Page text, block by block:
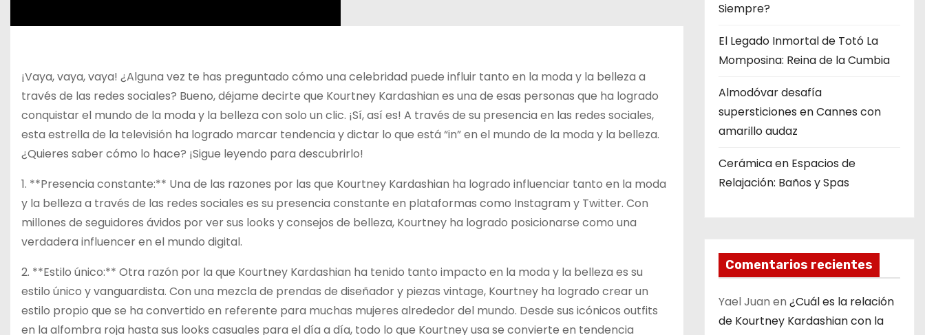
¡Vaya, vaya, vaya! ¿Alguna vez te has preguntado cómo una celebridad puede influir tanto en la moda y la belleza a
través de las redes sociales? Bueno, déjame decirte que Kourtney Kardashian es una de esas personas que ha logrado
conquistar el mundo de la moda y la belleza con solo un clic. ¡Sí, así es! A través de su presencia en las redes sociales,
esta estrella de la televisión ha logrado marcar tendencia y dictar lo que está “in” en el mundo de la moda y la belleza.
¿Quieres saber cómo lo hace? ¡Sigue leyendo para descubrirlo!
1. **Presencia constante:** Una de las razones por las que Kourtney Kardashian ha logrado influenciar tanto en la moda
y la belleza a través de las redes sociales es su presencia constante en plataformas como Instagram y Twitter. Con
millones de seguidores ávidos por ver sus looks y consejos de belleza, Kourtney ha logrado posicionarse como una
verdadera influencer en el mundo digital.
2. **Estilo único:** Otra razón por la que Kourtney Kardashian ha tenido tanto impacto en la moda y la belleza es su
estilo único y vanguardista. Con una mezcla de prendas de diseñador y piezas vintage, Kourtney ha logrado crear un
estilo propio que se ha convertido en referente para muchas mujeres alrededor del mundo. Desde sus icónicos outfits
en la alfombra roja hasta sus looks casuales para el día a día, todo lo que Kourtney usa se convierte en tendencia
Siempre?
El Legado Inmortal de Totó La
Momposina: Reina de la Cumbia
Almodóvar desafía
supersticiones en Cannes con
amarillo audaz
Cerámica en Espacios de
Relajación: Baños y Spas
Comentarios recientes
Yael Juan en ¿Cuál es la relación
de Kourtney Kardashian con la